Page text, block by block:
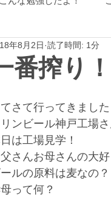
ベント 各種教室で
番搾り！
年8月2日 読了時間: 1分
さて行ってきました
ンビール神戸工場
は工場見学！
さんお母さんの大
ルの原料は麦なの？
って何？